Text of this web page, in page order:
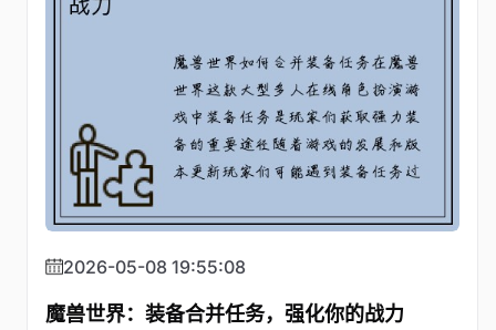
2026-05-08 19:55:08
魔兽世界：装备合并任务，强化你的战力